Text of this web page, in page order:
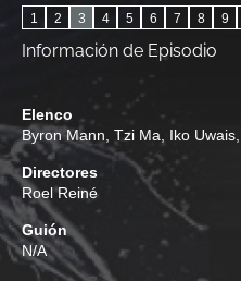
1 2 3 4 5 6 7 8 9
Información de Episodio
Elenco
Byron Mann Tzi Ma Iko Uwais
Directores
Roel Reiné
Guión
N/A